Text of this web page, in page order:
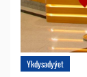
Ykdysadyýet